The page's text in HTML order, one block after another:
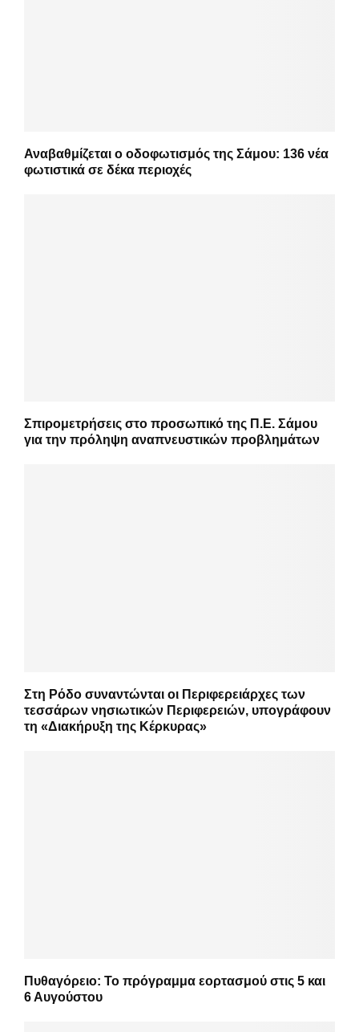
Αναβαθμίζεται ο οδοφωτισμός της Σάμου: 136 νέα
φωτιστικά σε δέκα περιοχές
Σπιρομετρήσεις στο προσωπικό της Π.Ε. Σάμου
για την πρόληψη αναπνευστικών προβλημάτων
Στη Ρόδο συναντώνται οι Περιφερειάρχες των
τεσσάρων νησιωτικών Περιφερειών, υπογράφουν
τη «Διακήρυξη της Κέρκυρας»
Πυθαγόρειο: Το πρόγραμμα εορτασμού στις 5 και
6 Αυγούστου